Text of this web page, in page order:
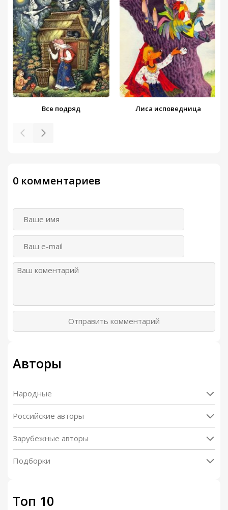
Все подряд Лиса исповедница
0 комментариев
Отправить комментарий
Авторы
Народные
Российские авторы
Зарубежные авторы
Подборки
Топ 10